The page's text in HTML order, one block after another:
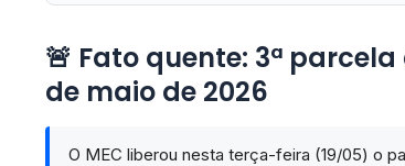
🚨 Fato quente: 3ª
de maio de 2026
O MEC liberou nesta terça-feira (19/05) o